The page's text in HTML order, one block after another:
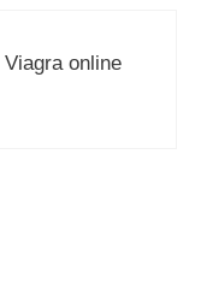
Viagra online